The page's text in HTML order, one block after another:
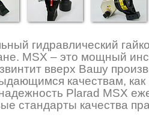
гидравлический
MSX – это мощный
вверх Вашу
качествам,
Plarad MSX
стандарты качества